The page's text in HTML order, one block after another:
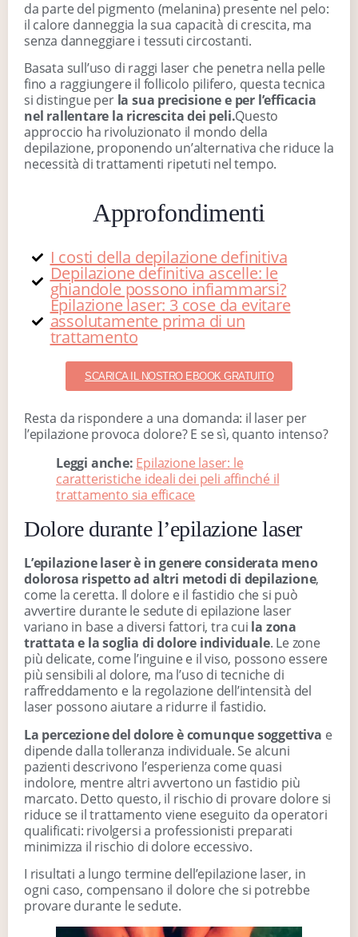
da parte del pigmento (melanina) presente nel pelo:
il calore danneggia la sua capacità di crescita, ma
senza danneggiare i tessuti circostanti.
Basata sull’uso di raggi laser che penetra nella pelle
fino a raggiungere il follicolo pilifero, questa tecnica
si distingue per la sua precisione e per l’efficacia
nel rallentare la ricrescita dei peli.Questo
approccio ha rivoluzionato il mondo della
depilazione, proponendo un’alternativa che riduce la
necessità di trattamenti ripetuti nel tempo.
Approfondimenti
I costi della depilazione definitiva
Depilazione definitiva ascelle: le
ghiandole possono infiammarsi?
Epilazione laser: 3 cose da evitare
assolutamente prima di un
trattamento
SCARICA IL NOSTRO EBOOK GRATUITO
Resta da rispondere a una domanda: il laser per
l’epilazione provoca dolore? E se sì, quanto intenso?
Leggi anche: Epilazione laser: le
caratteristiche ideali dei peli affinché il
trattamento sia efficace
Dolore durante l’epilazione laser
L’epilazione laser è in genere considerata meno
dolorosa rispetto ad altri metodi di depilazione,
come la ceretta. Il dolore e il fastidio che si può
avvertire durante le sedute di epilazione laser
variano in base a diversi fattori, tra cui la zona
trattata e la soglia di dolore individuale. Le zone
più delicate, come l’inguine e il viso, possono essere
più sensibili al dolore, ma l’uso di tecniche di
raffreddamento e la regolazione dell’intensità del
laser possono aiutare a ridurre il fastidio.
La percezione del dolore è comunque soggettiva e
dipende dalla tolleranza individuale. Se alcuni
pazienti descrivono l’esperienza come quasi
indolore, mentre altri avvertono un fastidio più
marcato. Detto questo, il rischio di provare dolore si
riduce se il trattamento viene eseguito da operatori
qualificati: rivolgersi a professionisti preparati
minimizza il rischio di dolore eccessivo.
I risultati a lungo termine dell’epilazione laser, in
ogni caso, compensano il dolore che si potrebbe
provare durante le sedute.